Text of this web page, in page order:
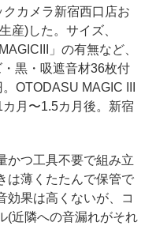
カメラ新宿西口店お
産)した。サイズ、
」の有無など、
黒・吸遮音材36枚付
OTODASU MAGIC III
月〜1.5カ月後。新宿
かつ工具不要で組み立
は薄くたたんで保管で
効果は高くないが、コ
(近隣への音漏れがそれ